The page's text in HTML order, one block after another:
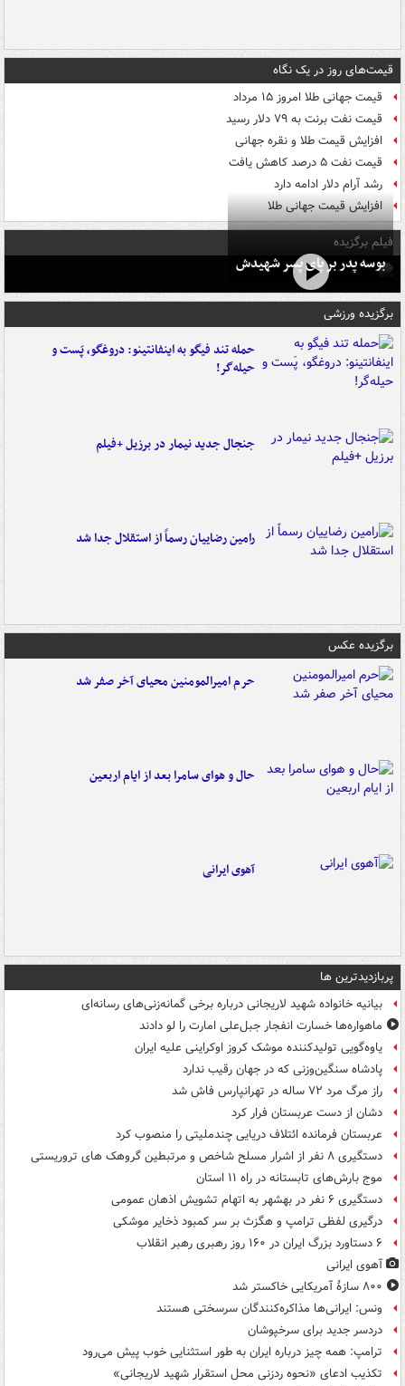
قیمت‌های روز در یک نگاه
قیمت جهانی طلا امروز ۱۵ مرداد
قیمت نفت برنت به ۷۹ دلار رسید
افزایش قیمت طلا و نقره جهانی
قیمت نفت ۵ درصد کاهش یافت
رشد آرام دلار ادامه دارد
افزایش قیمت جهانی طلا
فیلم برگزیده
بوسه‌ پدر بر پای پسر شهیدش
برگزیده ورزشی
حمله تند فیگو به اینفانتینو: دروغگو، پَست‌ و
حیله‌گر!
جنجال جدید نیمار در برزیل +فیلم
رامین رضاییان رسماً از استقلال جدا شد
برگزیده عکس
حرم امیرالمومنین محیای آخر صفر شد
حال و هوای سامرا بعد از ایام اربعین
آهوی ایرانی
پربازدیدترین ها
بیانیه خانواده شهید لاریجانی درباره برخی گمانه‌زنی‌های رسانه‌ای
ماهواره‌ها خسارت انفجار جبل‌علی امارت را لو دادند
یاوه‌گویی تولیدکننده موشک کروز اوکراینی علیه ایران
پادشاه سنگین‌وزنی که در جهان رقیب ندارد
راز مرگ مرد ۷۲ ساله در تهرانپارس فاش شد
دشان از دست عربستان فرار کرد
عربستان فرمانده ائتلاف دریایی چندملیتی را منصوب کرد
دستگیری ۸ نفر از اشرار مسلح شاخص و مرتبطین گروهک های تروریستی
موج بارش‌های تابستانه در راه ۱۱ استان
دستگیری ۶ نفر در بهشهر به اتهام تشویش اذهان عمومی
درگیری لفظی ترامپ و هگزث بر سر کمبود ذخایر موشکی
۶ دستاورد بزرگ ایران در ۱۶۰ روز رهبری رهبر انقلاب
آهوی ایرانی
۸۰۰ سازۀ آمریکایی خاکستر شد
ونس: ایرانی‌ها مذاکره‌کنندگان سرسختی هستند
دردسر جدید برای سرخپوشان
ترامپ: همه چیز درباره ایران به طور استثنایی خوب پیش می‌رود
تکذیب ادعای «نحوه ردزنی محل استقرار شهید لاریجانی»